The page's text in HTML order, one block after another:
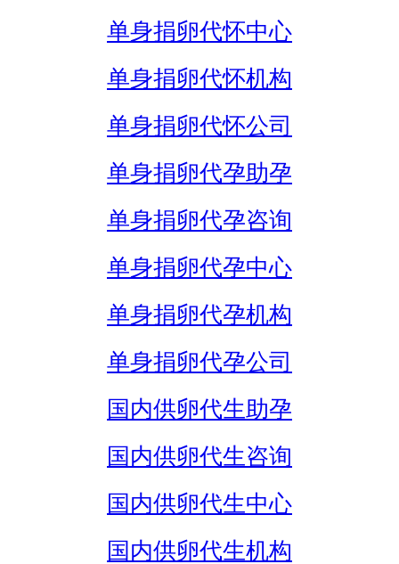
单身捐卵代怀中心
单身捐卵代怀机构
单身捐卵代怀公司
单身捐卵代孕助孕
单身捐卵代孕咨询
单身捐卵代孕中心
单身捐卵代孕机构
单身捐卵代孕公司
国内供卵代生助孕
国内供卵代生咨询
国内供卵代生中心
国内供卵代生机构